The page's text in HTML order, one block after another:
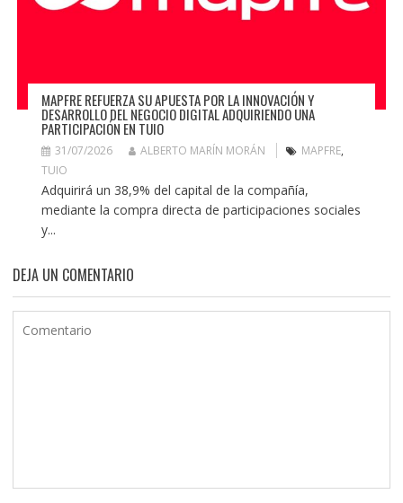
MAPFRE REFUERZA SU APUESTA POR LA INNOVACIÓN Y
DESARROLLO DEL NEGOCIO DIGITAL ADQUIRIENDO UNA
PARTICIPACIÓN EN TUIO
31/07/2026 ALBERTO MARÍN MORÁN MAPFRE,
TUIO
Adquirirá un 38,9% del capital de la compañía,
mediante la compra directa de participaciones sociales
y...
DEJA UN COMENTARIO